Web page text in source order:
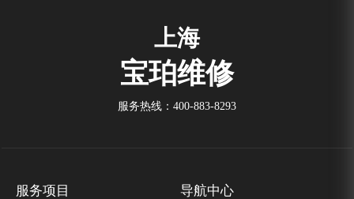
上海
宝珀维修
服务热线： 400-883-8293
服务项目 导航中心